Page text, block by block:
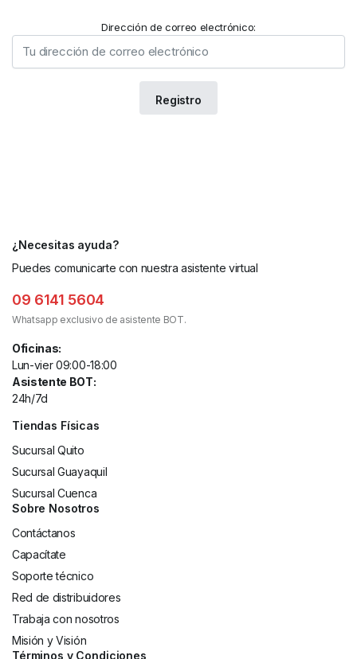
Dirección de correo electrónico:
¿Necesitas ayuda?
Puedes comunicarte con nuestra asistente virtual
09 6141 5604
Whatsapp exclusivo de asistente BOT.
Oficinas:
Lun-vier 09:00-18:00
Asistente BOT:
24h/7d
Tiendas Físicas
Sucursal Quito
Sucursal Guayaquil
Sucursal Cuenca
Sobre Nosotros
Contáctanos
Capacítate
Soporte técnico
Red de distribuidores
Trabaja con nosotros
Misión y Visión
Términos y Condiciones